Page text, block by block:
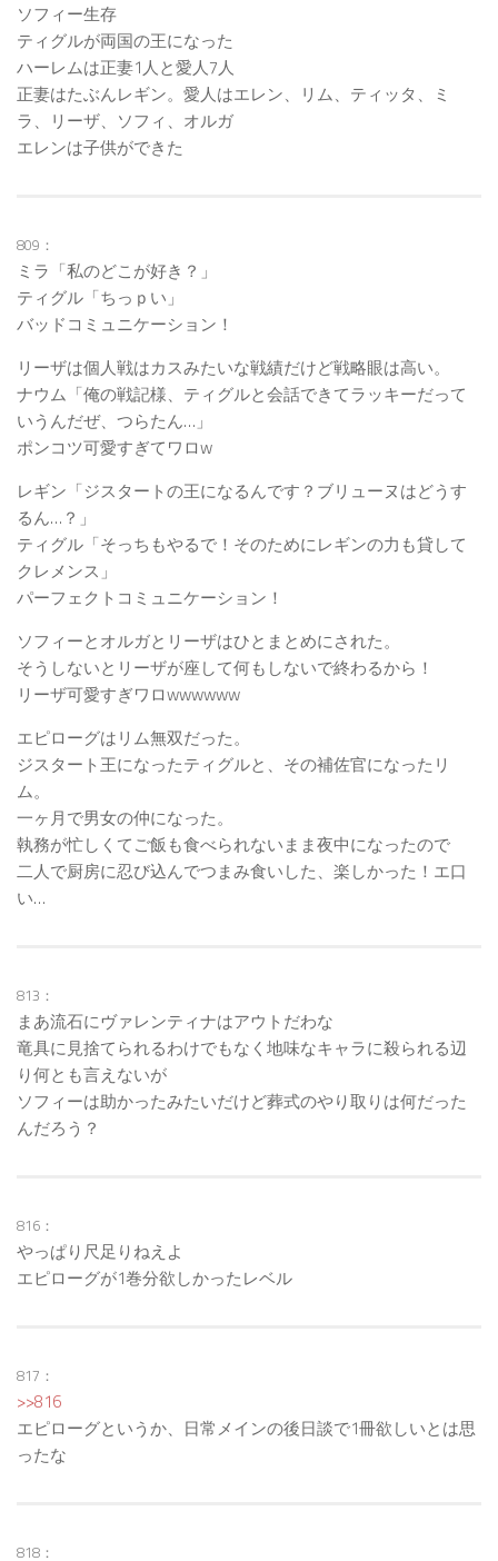
ソフィー生存
ティグルが両国の王になった
ハーレムは正妻1人と愛人7人
正妻はたぶんレギン。愛人はエレン、リム、ティッタ、ミ
ラ、リーザ、ソフィ、オルガ
エレンは子供ができた
809：
ミラ「私のどこが好き？」
ティグル「ちっｐい」
バッドコミュニケーション！
リーザは個人戦はカスみたいな戦績だけど戦略眼は高い。
ナウム「俺の戦記様、ティグルと会話できてラッキーだって
いうんだぜ、つらたん…」
ポンコツ可愛すぎてワロw
レギン「ジスタートの王になるんです？ブリューヌはどうす
るん…？」
ティグル「そっちもやるで！そのためにレギンの力も貸して
クレメンス」
パーフェクトコミュニケーション！
ソフィーとオルガとリーザはひとまとめにされた。
そうしないとリーザが座して何もしないで終わるから！
リーザ可愛すぎワロwwwwww
エピローグはリム無双だった。
ジスタート王になったティグルと、その補佐官になったリ
ム。
一ヶ月で男女の仲になった。
執務が忙しくてご飯も食べられないまま夜中になったので
二人で厨房に忍び込んでつまみ食いした、楽しかった！エ口
い…
813：
まあ流石にヴァレンティナはアウトだわな
竜具に見捨てられるわけでもなく地味なキャラに殺られる辺
り何とも言えないが
ソフィーは助かったみたいだけど葬式のやり取りは何だった
んだろう？
816：
やっぱり尺足りねえよ
エピローグが1巻分欲しかったレベル
817：
>>816
エピローグというか、日常メインの後日談で1冊欲しいとは思
ったな
818：